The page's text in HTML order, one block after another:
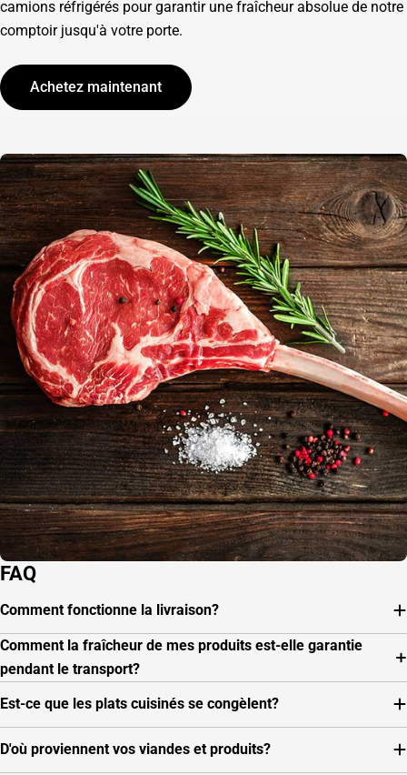
camions réfrigérés pour garantir une fraîcheur absolue de notre
comptoir jusqu'à votre porte.
Achetez maintenant
FAQ
Comment fonctionne la livraison?
Comment la fraîcheur de mes produits est-elle garantie
pendant le transport?
Est-ce que les plats cuisinés se congèlent?
D'où proviennent vos viandes et produits?